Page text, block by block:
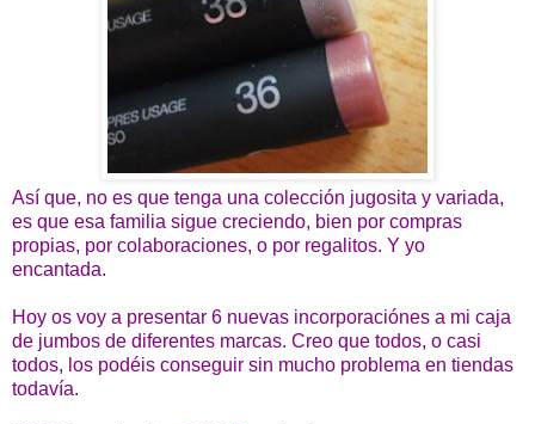
Así que, no es que tenga una colección jugosita y variada,
es que esa familia sigue creciendo, bien por compras
propias, por colaboraciones, o por regalitos. Y yo
encantada.
Hoy os voy a presentar 6 nuevas incorporaciónes a mi caja
de jumbos de diferentes marcas. Creo que todos, o casi
todos, los podéis conseguir sin mucho problema en tiendas
todavía.